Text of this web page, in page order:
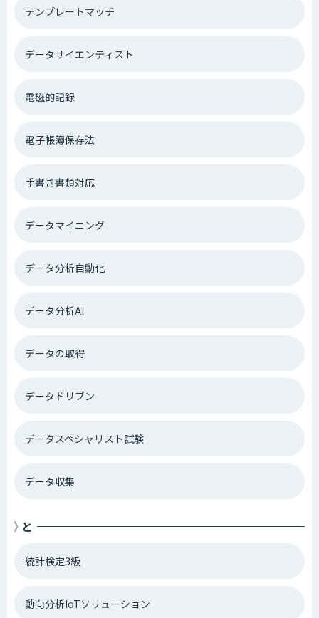
テンプレートマッチ
データサイエンティスト
電磁的記録
電子帳簿保存法
手書き書類対応
データマイニング
データ分析自動化
データ分析AI
データの取得
データドリブン
データスペシャリスト試験
データ収集
と
統計検定3級
動向分析IoTソリューション